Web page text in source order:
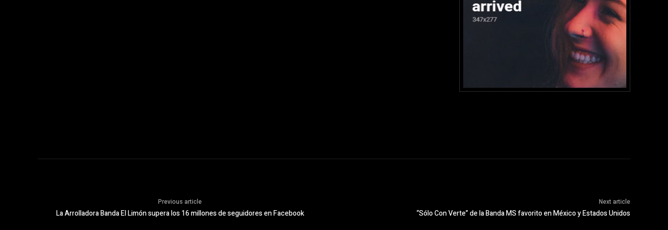
Previous article
La Arrolladora Banda El Limón supera los 16 millones de seguidores en Facebook
Next article
“Sólo Con Verte” de la Banda MS favorito en México y Estados Unidos